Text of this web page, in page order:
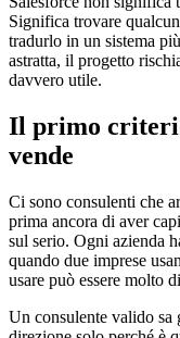
Significa trovare
tradurlo in un sistema
astratta, il progetto
davvero utile.
Il primo
vende
Ci sono consulenti che
prima ancora di aver
sul serio. Ogni azienda
quando due imprese
usare può essere molto
Un consulente valido sa